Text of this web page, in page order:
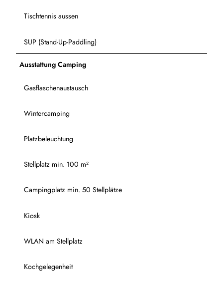
Tischtennis aussen
SUP (Stand-Up-Paddling)
Ausstattung Camping
Gasflaschenaustausch
Wintercamping
Platzbeleuchtung
Stellplatz min. 100 m²
Campingplatz min. 50 Stellplätze
Kiosk
WLAN am Stellplatz
Kochgelegenheit